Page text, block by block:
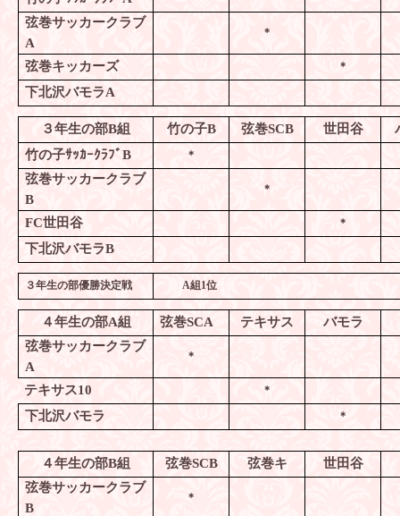
弦巻サッカークラブ
A
＊
弦巻キッカーズ ＊
下北沢バモラA
３年生の部B組 竹の子B 弦巻SCB 世田谷
竹の子ｻｯｶｰｸﾗﾌﾞB ＊
弦巻サッカークラブ
B
＊
FC世田谷 ＊
下北沢バモラB
３年生の部優勝決定戦 A組1位
４年生の部A組 弦巻SCA テキサス
バモラ
弦巻サッカークラブ
A
＊
テキサス10 ＊
下北沢バモラ ＊
４年生の部B組 弦巻SCB 弦巻キ
世田谷
弦巻サッカークラブ
B
＊